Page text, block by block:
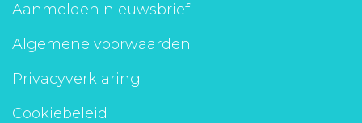
Aanmelden nieuwsbrief
Algemene voorwaarden
Privacyverklaring
Cookiebeleid